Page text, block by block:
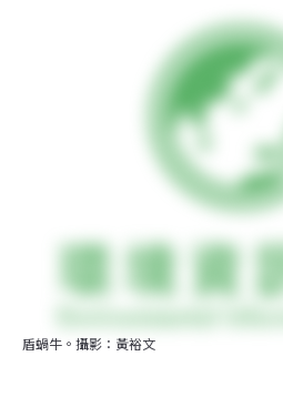
盾蝸牛。攝影：黃裕文